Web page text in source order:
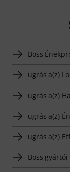
Boss
ugrás a(z)
ugrás a(z)
ugrás a(z)
ugrás a(z)
Boss